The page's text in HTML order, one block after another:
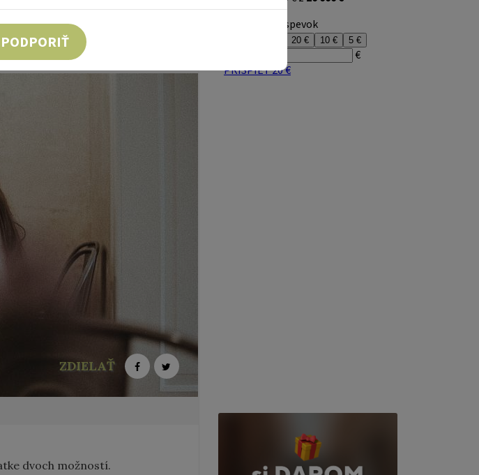
o sebe mysleli.
ZDIELAŤ
dvoch možností.